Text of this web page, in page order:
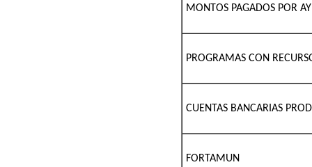
MONTOS PAGADOS POR
PROGRAMAS CON
CUENTAS BANCARIAS
FORTAMUN